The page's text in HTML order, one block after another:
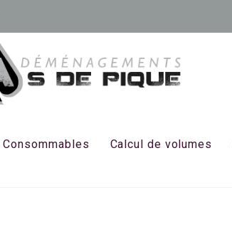
Consommables Calcul de volumes